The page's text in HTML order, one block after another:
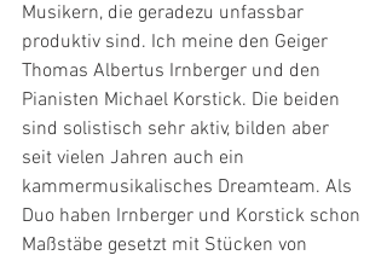
Musikern, die geradezu unfassbar
produktiv sind. Ich meine den Geiger
Thomas Albertus Irnberger und den
Pianisten Michael Korstick. Die beiden
sind solistisch sehr aktiv, bilden aber
seit vielen Jahren auch ein
kammermusikalisches Dreamteam. Als
Duo haben Irnberger und Korstick schon
Maßstäbe gesetzt mit Stücken von